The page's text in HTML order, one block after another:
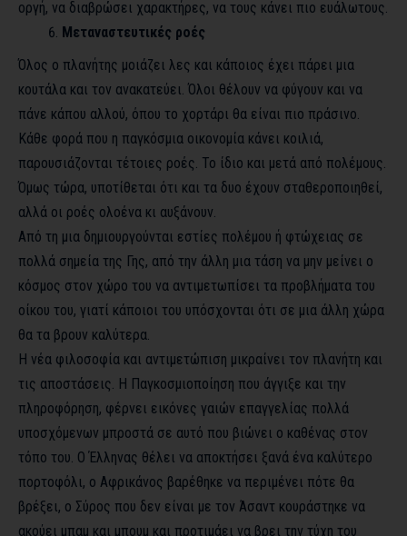
οργή, να διαβρώσει χαρακτήρες, να τους κάνει πιο ευάλωτους.
Μεταναστευτικές ροές
Όλος ο πλανήτης μοιάζει λες και κάποιος έχει πάρει μια
κουτάλα και τον ανακατεύει. Όλοι θέλουν να φύγουν και να
πάνε κάπου αλλού, όπου το χορτάρι θα είναι πιο πράσινο.
Κάθε φορά που η παγκόσμια οικονομία κάνει κοιλιά,
παρουσιάζονται τέτοιες ροές. Το ίδιο και μετά από πολέμους.
Όμως τώρα, υποτίθεται ότι και τα δυο έχουν σταθεροποιηθεί,
αλλά οι ροές ολοένα κι αυξάνουν.
Από τη μια δημιουργούνται εστίες πολέμου ή φτώχειας σε
πολλά σημεία της Γης, από την άλλη μια τάση να μην μείνει ο
κόσμος στον χώρο του να αντιμετωπίσει τα προβλήματα του
οίκου του, γιατί κάποιοι του υπόσχονται ότι σε μια άλλη χώρα
θα τα βρουν καλύτερα.
Η νέα φιλοσοφία και αντιμετώπιση μικραίνει τον πλανήτη και
τις αποστάσεις. Η Παγκοσμιοποίηση που άγγιξε και την
πληροφόρηση, φέρνει εικόνες γαιών επαγγελίας πολλά
υποσχόμενων μπροστά σε αυτό που βιώνει ο καθένας στον
τόπο του. Ο Έλληνας θέλει να αποκτήσει ξανά ένα καλύτερο
πορτοφόλι, ο Αφρικάνος βαρέθηκε να περιμένει πότε θα
βρέξει, ο Σύρος που δεν είναι με τον Άσαντ κουράστηκε να
ακούει μπαμ και μπουμ και προτιμάει να βρει την τύχη του